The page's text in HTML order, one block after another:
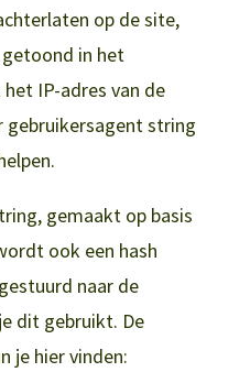
op de site,
in het
IP-adres van de
gebruikersagent string
gemaakt op basis
ook een hash
naar de
dit gebruikt. De
je hier vinden: